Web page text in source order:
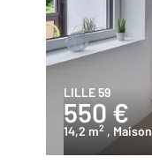
LILLE 59
550 €
14,2 m2 , Maison